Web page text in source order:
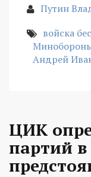
Путин
войска
Андрей
ЦИК
партий